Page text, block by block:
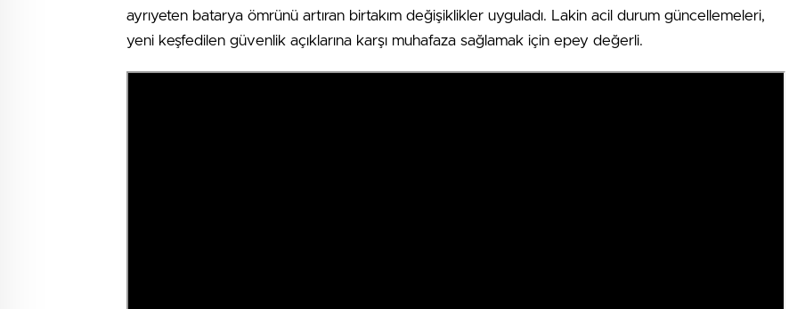
ayrıyeten batarya ömrünü artıran birtakım değişiklikler uyguladı. Lakin acil durum güncellemeleri,
yeni keşfedilen güvenlik açıklarına karşı muhafaza sağlamak için epey değerli.